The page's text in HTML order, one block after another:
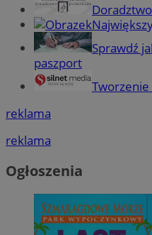
Sprawdź
paszport
reklama
reklama
Ogłoszenia